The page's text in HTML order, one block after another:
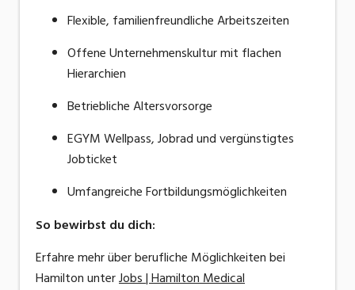
Flexible, familienfreundliche Arbeitszeiten
Offene Unternehmenskultur mit flachen
Hierarchien
Betriebliche Altersvorsorge
EGYM Wellpass, Jobrad und vergünstigtes
Jobticket
UmfangreicheFortbildungsmöglichkeiten
So bewirbst du dich:
Erfahre mehr über berufliche Möglichkeiten bei
Hamilton unterJobs | Hamilton Medical